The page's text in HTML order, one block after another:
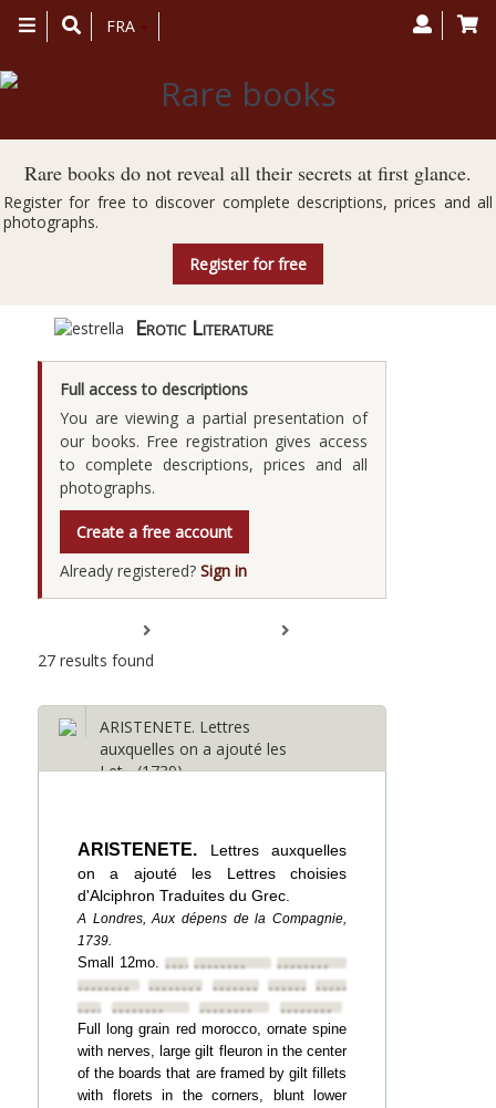
Toggle
navigation
FRA
Rare books do not reveal all their secrets at first glance.
Register for free to discover complete descriptions, prices and all
photographs.
Register for free
Erotic Literature
Full access to descriptions
You are viewing a partial presentation of
our books. Free registration gives access
to complete descriptions, prices and all
photographs.
Create a free account
Already registered? Sign in
27 results found
ARISTENETE. Lettres
auxquelles on a ajouté les
Let... (1739)
ARISTENETE.
Lettres auxquelles
on a ajouté les Lettres choisies
d'Alciphron Traduites du Grec.
A Londres, Aux dépens de la Compagnie,
1739.
Small 12mo. ••••••••••••••••
••••••••
••••••••
•••••••• •••••••• ••••••••••••••••
•••••••••••••••• ••••••••
••••••••
Full long grain red morocco, ornate spine
with nerves, large gilt fleuron in the center
of the boards that are framed by gilt fillets
with florets in the corners, blunt lower